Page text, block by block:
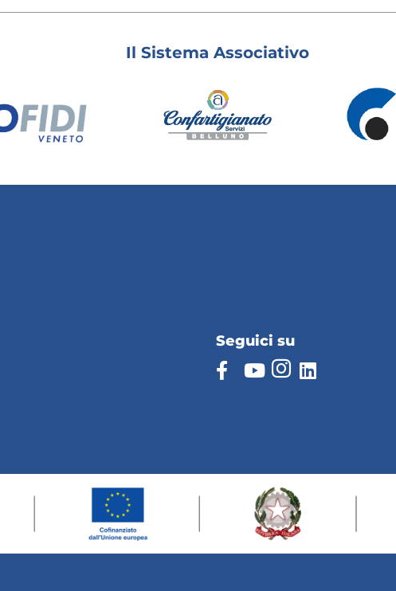
Il Sistema Associativo
Seguici su